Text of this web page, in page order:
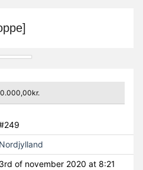
Nordjylland
3rd of november 2020 at 8:21